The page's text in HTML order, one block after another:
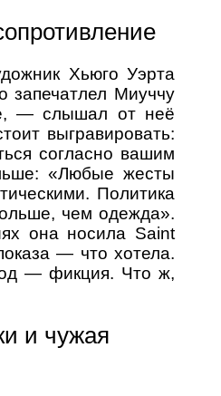
Хьюго Уэрта
запечатлел Миуччу
— слышал от неё
выгравировать:
согласно вашим
«Любые жесты
Политика
чем одежда».
она носила Saint
— что хотела.
— фикция. Что ж,
и чужая